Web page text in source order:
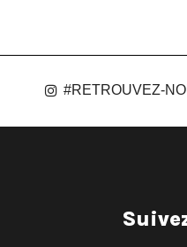
#RETROUVEZ-